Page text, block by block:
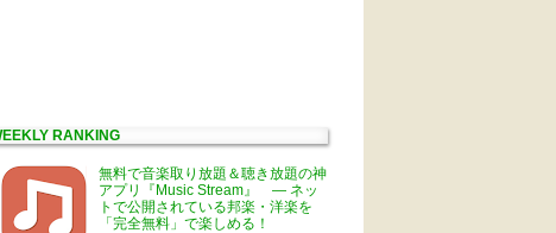
RANKING
無料で音楽取り放題＆聴き放題の神
アプリ『Music Stream』 ― ネッ
トで公開されている邦楽・洋楽を
「完全無料」で楽しめる！